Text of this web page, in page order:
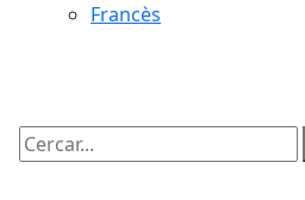
Francès
Cercar: